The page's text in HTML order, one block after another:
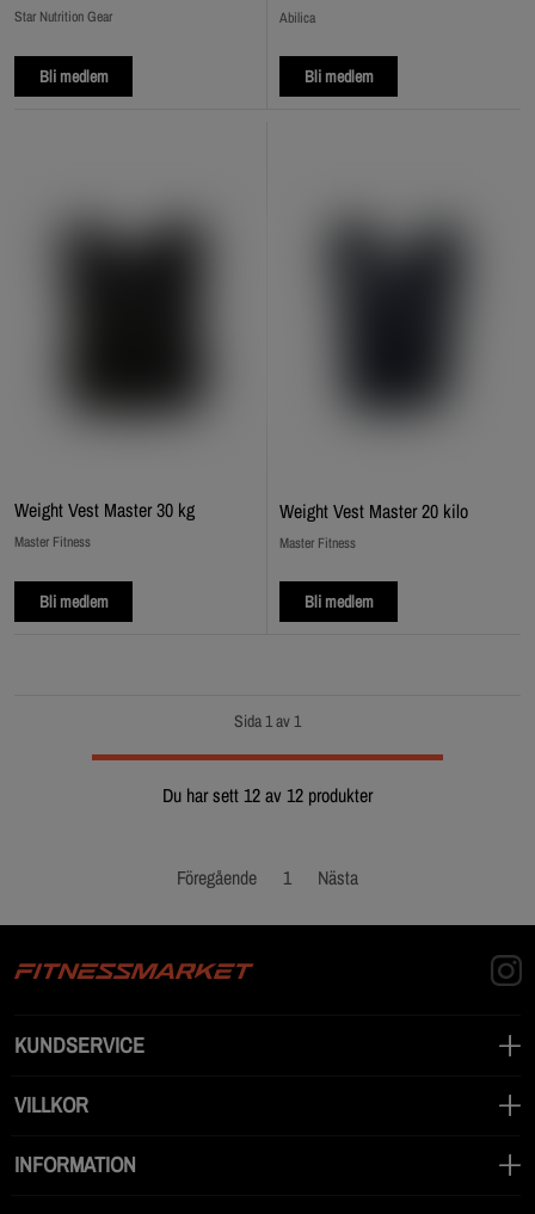
Star Nutrition Gear
Bli medlem
Abilica
Bli medlem
Weight Vest Master 30 kg
Master Fitness
Bli medlem
Weight Vest Master 20 kilo
Master Fitness
Bli medlem
Sida 1 av 1
Du har sett 12 av 12 produkter
Föregående 1 Nästa
KUNDSERVICE
VILLKOR
INFORMATION